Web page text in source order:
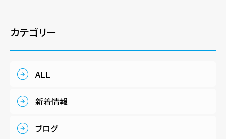
カテゴリー
ALL
新着情報
ブログ